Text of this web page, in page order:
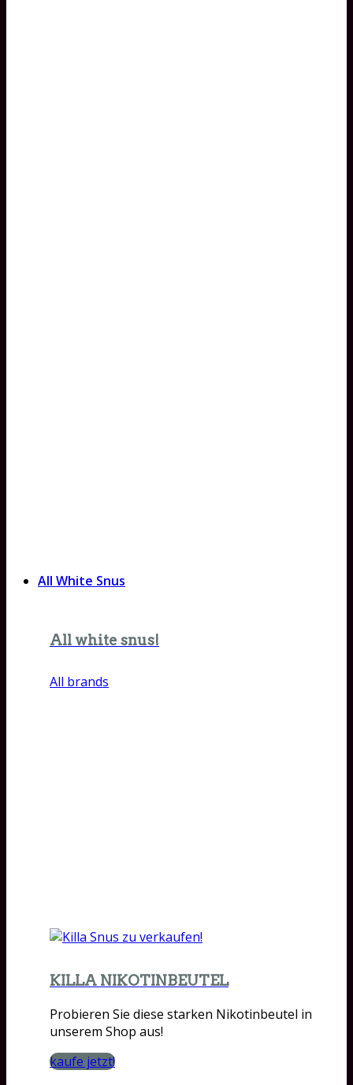
All White Snus
All white snus!
All brands
KILLA NIKOTINBEUTEL
Probieren Sie diese starken Nikotinbeutel in
unserem Shop aus!
kaufe jetzt!